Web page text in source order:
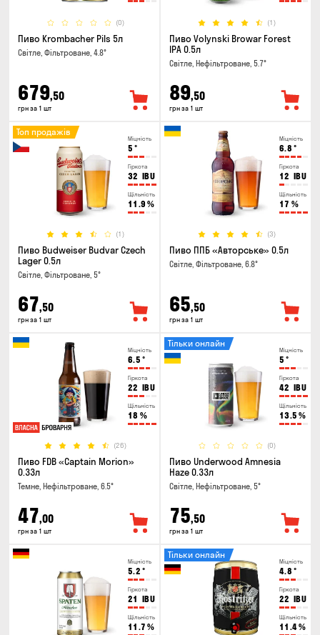
(0)
Пиво Krombacher Pils 5л
Світле, Фільтроване, 4.8°
679,50
грн за 1 шт
(1)
Пиво Volynski Browar Forest
IPA 0.5л
Світле, Нефільтроване, 5.7°
89,50
грн за 1 шт
Міцність
5 °
Гіркота
32 IBU
Щільність
11.9 %
(1)
Топ продажів
Пиво Budweiser Budvar Czech
Lager 0.5л
Світле, Фільтроване, 5°
67,50
грн за 1 шт
Міцність
6.8 °
Гіркота
12 IBU
Щільність
17 %
(3)
Пиво ППБ «Авторське» 0.5л
Світле, Фільтроване, 6.8°
65,50
грн за 1 шт
Міцність
6.5 °
Гіркота
22 IBU
Щільність
18 %
(26)
Пиво FDB «Captain Morion»
0.33л
Темне, Нефільтроване, 6.5°
47,00
грн за 1 шт
Міцність
5 °
Гіркота
42 IBU
Щільність
13.5 %
(0)
Тільки онлайн
Пиво Underwood Amnesia
Haze 0.33л
Світле, Нефільтроване, 5°
75,50
грн за 1 шт
Міцність
5.2 °
Гіркота
21 IBU
Щільність
11.7 %
Міцність
4.8 °
Гіркота
22 IBU
Щільність
11.4%
Тільки онлайн